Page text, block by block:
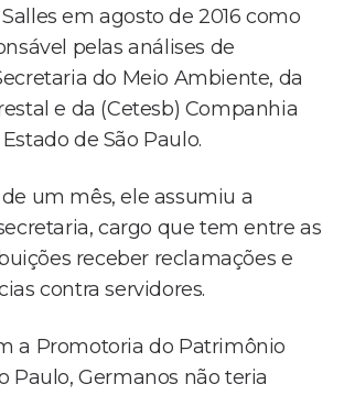
em agosto de 2016 como
pelas análises de
do Meio Ambiente, da
e da (Cetesb) Companhia
de São Paulo.
um mês, ele assumiu a
cargo que tem entre as
receber reclamações e
contra servidores.
a Promotoria do Patrimônio
Paulo, Germanos não teria